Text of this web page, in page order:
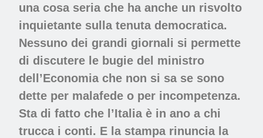
una cosa seria che ha anche un risvolto
inquietante sulla tenuta democratica.
Nessuno dei grandi giornali si permette
di discutere le bugie del ministro
dell’Economia che non si sa se sono
dette per malafede o per incompetenza.
Sta di fatto che l’Italia è in ano a chi
trucca i conti. E la stampa rinuncia la